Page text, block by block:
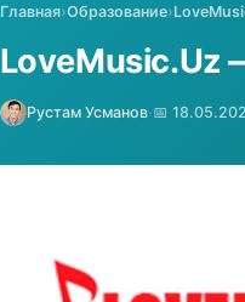
Главная›Образование›
LoveMusic.Uz
Рустам Усманов·📅